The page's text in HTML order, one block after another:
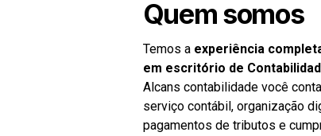
Quem somos
Temos aexperiência
em escritório de
Alcans contabilidade você
serviço contábil, organização
pagamentos de tributos e